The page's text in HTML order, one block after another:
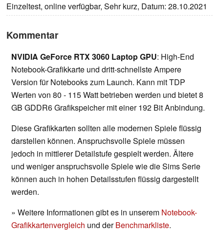
Einzeltest, online verfügbar, Sehr kurz, Datum: 28.10.2021
Kommentar
NVIDIA GeForce RTX 3060 Laptop GPU: High-End
Notebook-Grafikkarte und dritt-schnellste Ampere
Version für Notebooks zum Launch. Kann mit TDP
Werten von 80 - 115 Watt betrieben werden und bietet 8
GB GDDR6 Grafikspeicher mit einer 192 Bit Anbindung.
Diese Grafikkarten sollten alle modernen Spiele flüssig
darstellen können. Anspruchsvolle Spiele müssen
jedoch in mittlerer Detailstufe gespielt werden. Ältere
und weniger anspruchsvolle Spiele wie die Sims Serie
können auch in hohen Detailsstufen flüssig dargestellt
werden.
» Weitere Informationen gibt es in unserem Notebook-
Grafikkartenvergleich und derBenchmarkliste.